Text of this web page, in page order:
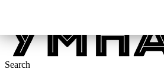
Search